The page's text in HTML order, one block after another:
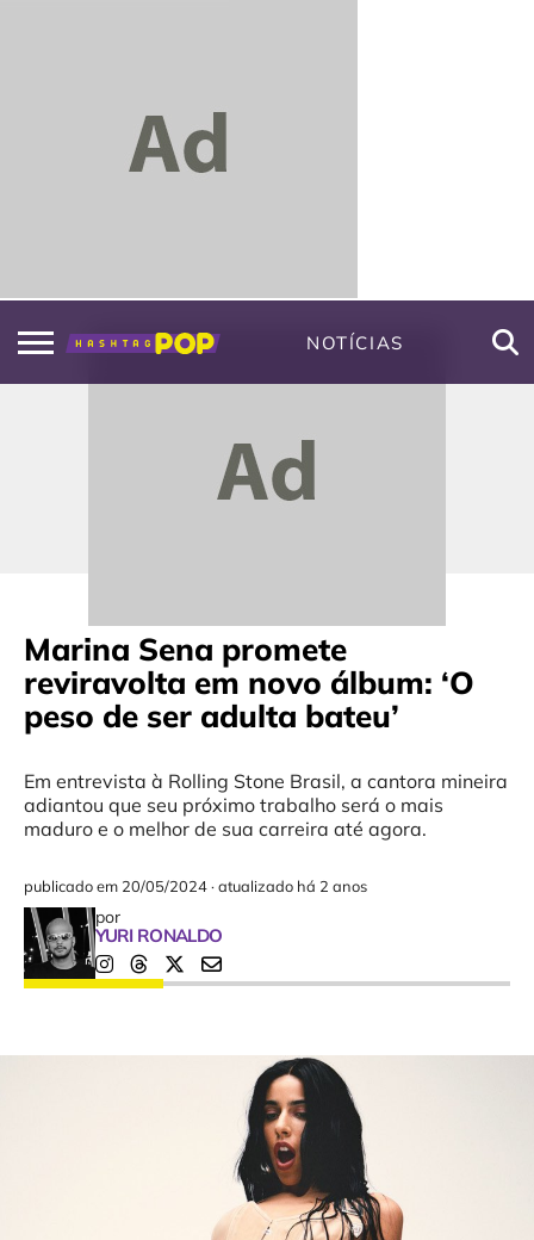
NOTÍCIAS
Marina Sena promete
reviravolta em novo álbum: ‘O
peso de ser adulta bateu’
Em entrevista à Rolling Stone Brasil, a cantora mineira
adiantou que seu próximo trabalho será o mais
maduro e o melhor de sua carreira até agora.
publicado em 20/05/2024·atualizado há 2 anos
por
YURI RONALDO